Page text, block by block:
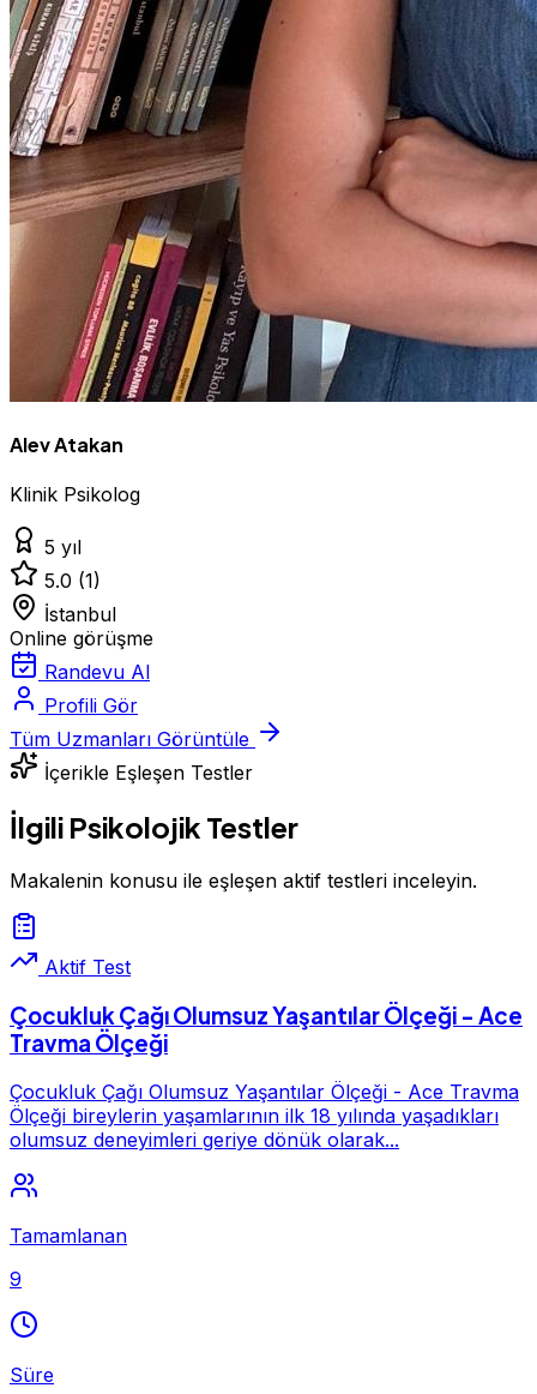
Alev Atakan
Klinik Psikolog
5 yıl
5.0 (1)
İstanbul
Online görüşme
Randevu Al
Profili Gör
Tüm Uzmanları Görüntüle
İçerikle Eşleşen Testler
İlgili Psikolojik Testler
Makalenin konusu ile eşleşen aktif testleri inceleyin.
Aktif Test
Çocukluk Çağı Olumsuz Yaşantılar Ölçeği - Ace
Travma Ölçeği
Çocukluk Çağı Olumsuz Yaşantılar Ölçeği - Ace Travma
Ölçeği bireylerin yaşamlarının ilk 18 yılında yaşadıkları
olumsuz deneyimleri geriye dönük olarak...
Tamamlanan
9
Süre